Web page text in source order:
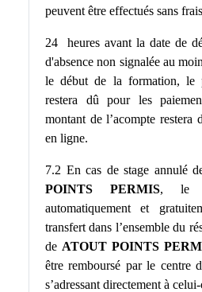
peuvent être effectués sans
24 heures avant la date de
d'absence non signalée au
le début de la formation, le
restera dû pour les
montant de l’acompte restera
en ligne.
7.2 En cas de stage annulé
POINTS PERMIS, le
automatiquement et
transfert dans l’ensemble du
de ATOUT POINTS
être remboursé par le centre
s’adressant directement à